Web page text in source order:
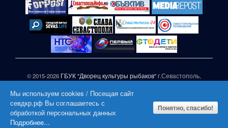
© 2015-2026 ГБУК "Дворец культуры рыбаков"г.Севастополь,
При частичном или полном копировании материалов сайта
активная гиперссылка на СЕВДКР.РФ обязательна |
|
Мы используем cookies / Посещая сайт
севдкр.рф Вы соглашаетесь с
обработкой персональных данных
Подробнее...
Понятно, спасибо!